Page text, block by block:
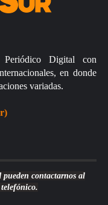
Digital con
en donde
variadas.
contactarnos al